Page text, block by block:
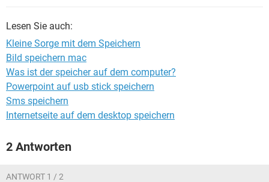
Lesen Sie auch:
Kleine Sorge mit dem Speichern
Bild speichern mac
Was ist der speicher auf dem computer?
Powerpoint auf usb stick speichern
Sms speichern
Internetseite auf dem desktop speichern
2 Antworten
ANTWORT 1 / 2